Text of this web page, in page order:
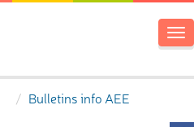
Bulletins info AEE